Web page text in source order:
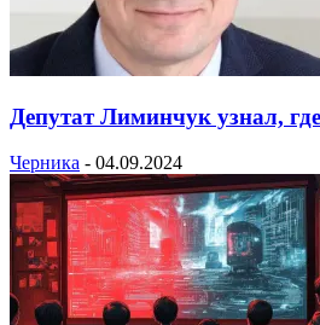
Депутат Лиминчук узнал,
Черника - 04.09.2024